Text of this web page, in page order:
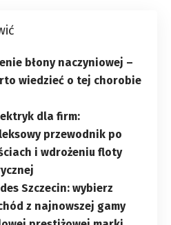
błony naczyniowej –
wiedzieć o tej chorobie
dla firm:
przewodnik po
i wdrożeniu floty
Szczecin: wybierz
z najnowszej gamy